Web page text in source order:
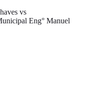
vs
Eng° Manuel